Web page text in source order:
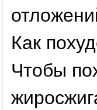
Как
Чтобы